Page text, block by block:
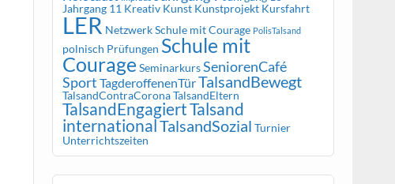
Jahrgang 11 Kreativ Kunst Kunstprojekt Kursfahrt
LER Netzwerk Schule mit Courage PolisTalsand
polnisch Prüfungen Schule mit
Courage SeminarkursSeniorenCafé
Sport TagderoffenenTürTalsandBewegt
TalsandContraCoronaTalsandEltern
TalsandEngagiertTalsand
internationalTalsandSozial Turnier
Unterrichtszeiten